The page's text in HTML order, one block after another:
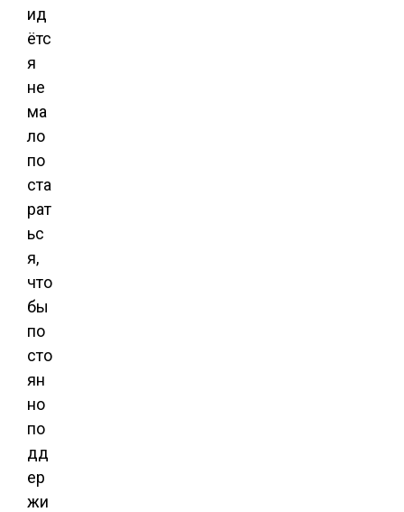
ид
ётс
я
не
ма
ло
по
ста
рат
ьс
я,
что
бы
по
сто
ян
но
по
дд
ер
жи